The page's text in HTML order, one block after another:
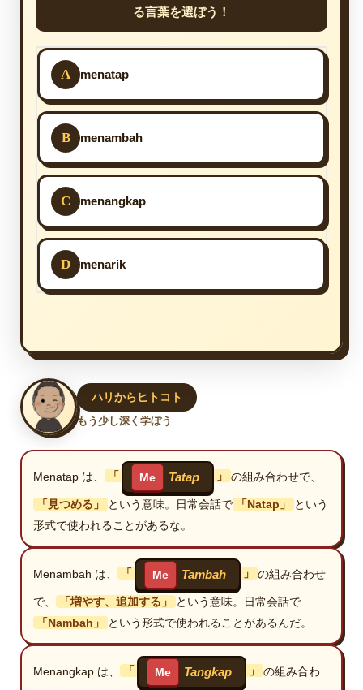
る言葉を選ぼう！
A menatap
B menambah
C menangkap
D menarik
ハリからヒトコト
もう少し深く学ぼう
Menatap は、 「 Me Tatap 」 の組み合わせで、
「見つめる」 という意味。日常会話で 「Natap」
という
形式で使われることがあるな。
Menambah は、 「 Me Tambah 」 の組み合わせ
で、 「増やす、追加する」
という意味。日常会話で
「Nambah」
という形式で使われることがあるんだ。
Menangkap は、 「 Me Tangkap 」 の組み合わ